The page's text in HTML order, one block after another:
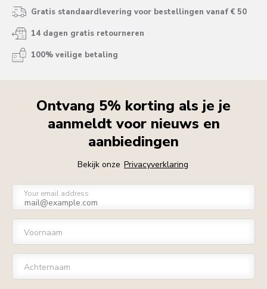
Gratis standaardlevering voor bestellingen vanaf € 50
14 dagen gratis retourneren
100% veilige betaling
Ontvang 5% korting als je je
aanmeldt voor nieuws en
aanbiedingen
Bekijk onze Privacyverklaring
Your email address
Voornaam
Achternaam